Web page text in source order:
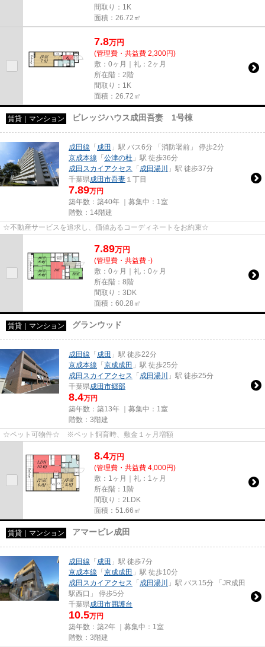
間取り：1K
面積：26.72㎡
7.8万円
(管理費・共益費 2,300円)
敷：0ヶ月｜礼：2ヶ月
所在階：2階
間取り：1K
面積：26.72㎡
賃貸｜マンション ビレッジハウス成田吾妻 1号棟
成田線 「成田 」駅 バス6分 「消防署前」 停歩2分
京成本線 「公津の杜 」駅 徒歩36分
成田スカイアクセス
「成田湯川
」駅 徒歩37分
千葉県成田市吾妻 １丁目
7.89万円
築年数：築40年 ｜募集中： 1室
階数：14階建
☆不動産サービスを追求し、価値あるコーディネートをお約束☆
7.89万円
(管理費・共益費 -)
敷：0ヶ月｜礼：0ヶ月
所在階：8階
間取り：3DK
面積：60.28㎡
賃貸｜マンション グランウッド
成田線 「成田 」駅 徒歩22分
京成本線 「京成成田 」駅 徒歩25分
成田スカイアクセス
「成田湯川
」駅 徒歩25分
千葉県成田市郷部
8.4万円
築年数：築13年 ｜募集中： 1室
階数：3階建
☆ペット可物件☆ ※ペット飼育時、敷金１ヶ月増額
8.4万円
(管理費・共益費 4,000円)
敷：1ヶ月｜礼：1ヶ月
所在階：1階
間取り：2LDK
面積：51.66㎡
賃貸｜マンション アマービレ成田
成田線 「成田 」駅 徒歩7分
京成本線 「京成成田 」駅 徒歩10分
成田スカイアクセス
「成田湯川
」駅 バス15分 「JR成田
駅西口」 停歩5分
千葉県成田市囲護台
10.5万円
築年数：築2年 ｜募集中： 1室
階数：3階建